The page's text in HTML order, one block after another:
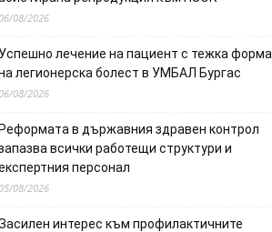
08/2026
лечение на пациент с тежка форма
легионерска болест в УМБАЛ Бургас
08/2026
в държавния здравен контрол
всички работещи структури и
персонал
08/2026
интерес към профилактичните